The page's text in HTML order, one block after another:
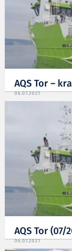
AQS Tor –
06.07.2021
AQS Tor (07/
06.07.2021